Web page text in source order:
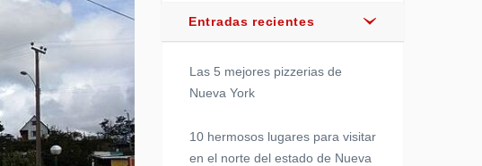
Entradas recientes
Las 5 mejores pizzerias de
Nueva York
10 hermosos lugares para visitar
en el norte del estado de Nueva